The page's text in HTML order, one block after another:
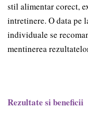
stil alimentar corect,
intretinere. O data pe
individuale se
mentinerea
Rezultate si beneficii